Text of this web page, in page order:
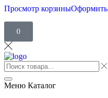
Просмотр корзиныОформить
0
Меню Каталог